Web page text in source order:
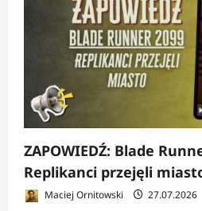
ZAPOWIEDŹ: Blade
Replikanci przejęli
Maciej Ornitowski 27.07.2026